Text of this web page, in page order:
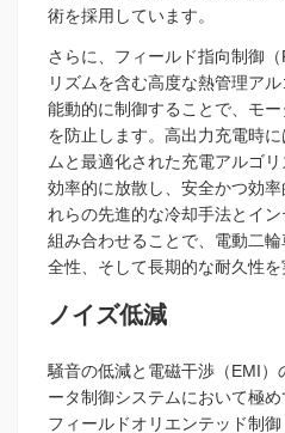
術を採用しています。
さらに、フィールド指向制御
リズムを含む高度な熱管理ア
能動的に制御することで、モ
を防止します。高出力充電時
ムと最適化された充電アルゴ
効率的に放散し、安全かつ効
れらの先進的な冷却手法とイ
組み合わせることで、電動二
全性、そして長期的な耐久性を
ノイズ低減
騒音の低減と電磁干渉（EMI）
ータ制御システムにおいて極め
フィールドオリエンテッド制